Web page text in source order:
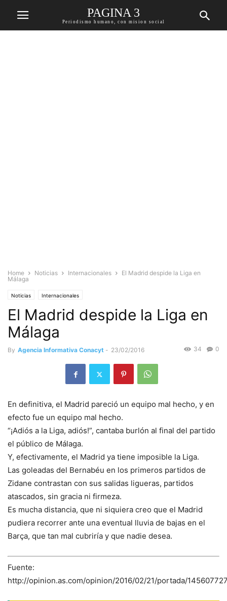
PAGINA 3
Periodismo humano, con mision social
Home Noticias Internacionales
El Madrid despide la Liga en
Málaga
Noticias Internacionales
El Madrid despide la Liga en
Málaga
By Agencia Informativa Conacyt - 23/02/2016 0
34
En definitiva, el Madrid pareció un equipo mal hecho, y en
efecto fue un equipo mal hecho.
“¡Adiós a la Liga, adiós!”, cantaba burlón al final del partido
el público de Málaga.
Y, efectivamente, el Madrid ya tiene imposible la Liga.
Las goleadas del Bernabéu en los primeros partidos de
Zidane contrastan con sus salidas ligueras, partidos
atascados, sin gracia ni firmeza.
Es mucha distancia, que ni siquiera creo que el Madrid
pudiera recorrer ante una eventual lluvia de bajas en el
Barça, que tan mal cubriría y que nadie desea.
Fuente:
http://opinion.as.com/opinion/2016/02/21/portada/